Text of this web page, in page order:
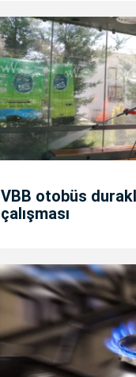
VBB otobüs
çalışması